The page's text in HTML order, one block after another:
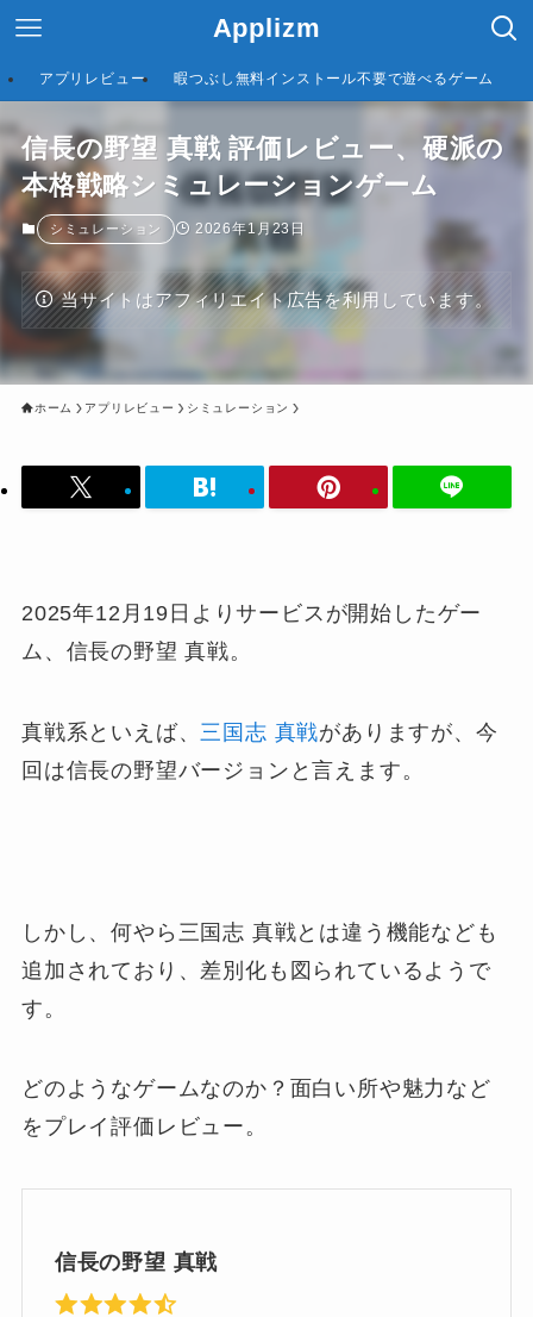
Applizm
アプリレビュー 暇つぶし無料インストール不要で遊べるゲーム
信長の野望 真戦 評価レビュー、硬派の
本格戦略シミュレーションゲーム
シミュレーション 2026年1月23日
当サイトはアフィリエイト広告を利用しています。
ホーム アプリレビュー シミュレーション
2025年12月19日よりサービスが開始したゲー
ム、信長の野望 真戦。
真戦系といえば、 三国志 真戦がありますが、今
回は信長の野望バージョンと言えます。
しかし、何やら三国志 真戦とは違う機能なども
追加されており、差別化も図られているようで
す。
どのようなゲームなのか？面白い所や魅力など
をプレイ評価レビュー。
信長の野望 真戦